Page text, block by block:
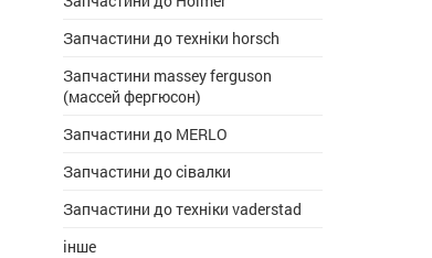
Запчастини до техніки horsch
Запчастини massey ferguson
(массей фергюсон)
Запчастини до MERLO
Запчастини до сівалки
Запчастини до техніки vaderstad
інше